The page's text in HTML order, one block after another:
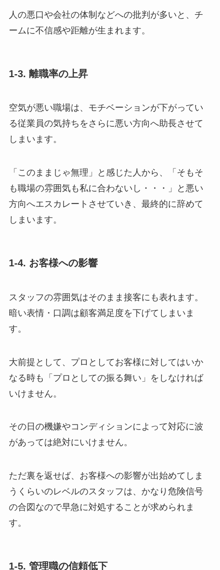
人の悪口や会社の体制などへの批判が多いと、チ
ームに不信感や距離が生まれます。
1-3. 離職率の上昇
空気が悪い職場は、モチベーションが下がってい
る従業員の気持ちをさらに悪い方向へ助長させて
しまいます。
「このままじゃ無理」と感じた人から、「そもそ
も職場の雰囲気も私に合わないし・・・」と悪い
方向へエスカレートさせていき、最終的に辞めて
しまいます。
1-4. お客様への影響
スタッフの雰囲気はそのまま接客にも表れます。
暗い表情・口調は顧客満足度を下げてしまいま
す。
大前提として、プロとしてお客様に対してはいか
なる時も「プロとしての振る舞い」をしなければ
いけません。
その日の機嫌やコンディションによって対応に波
があっては絶対にいけません。
ただ裏を返せば、お客様への影響が出始めてしま
うくらいのレベルのスタッフは、かなり危険信号
の合図なので早急に対処することが求められま
す。
1-5. 管理職の信頼低下